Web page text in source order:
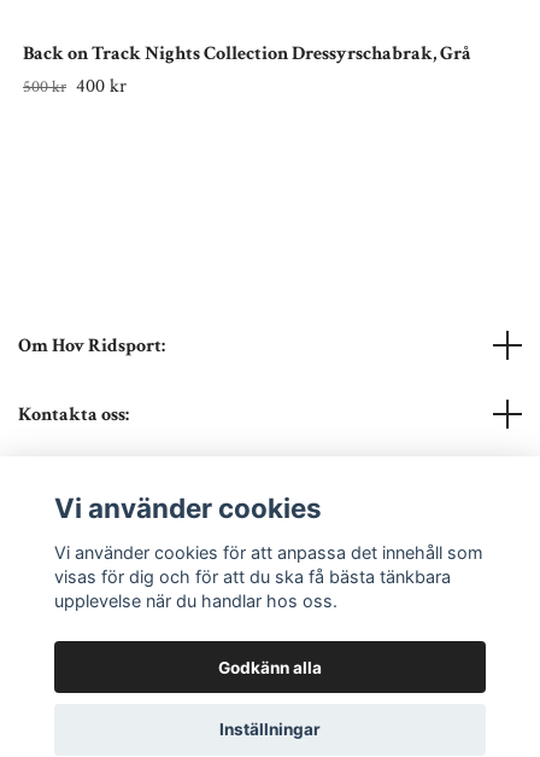
Back on Track Nights Collection Dressyrschabrak, Grå
500 kr 400 kr
Om Hov Ridsport:
Kontakta oss:
Sociala medier
© 2026 Hov RidsportPowered by Quickbutik
Vi använder cookies
Vi använder cookies för att anpassa det innehåll som
visas för dig och för att du ska få bästa tänkbara
upplevelse när du handlar hos oss.
Godkänn alla
Inställningar